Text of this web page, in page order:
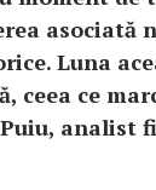
Luna
ceea ce
analist